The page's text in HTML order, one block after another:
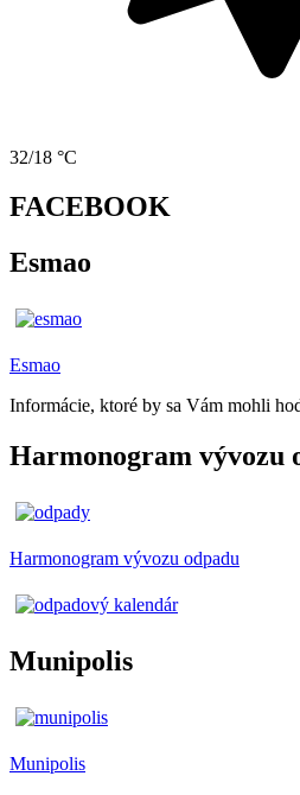
32/18 °C
FACEBOOK
Esmao
Esmao
Informácie, ktoré by sa Vám mohli
Harmonogram vývozu
Harmonogram vývozu odpadu
Munipolis
Munipolis